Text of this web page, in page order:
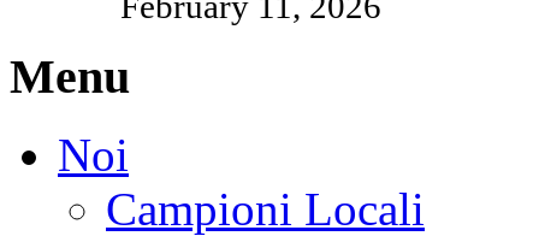
Menu
Noi
Campioni Locali